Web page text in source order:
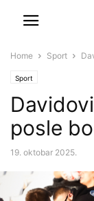
Home Sport
Sport
posle
19. oktobar 2025.